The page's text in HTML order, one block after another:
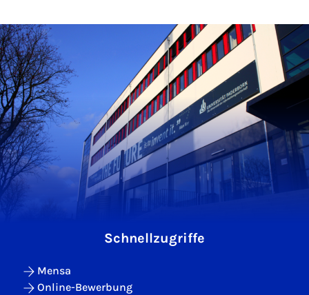
Schnellzugriffe
Mensa
Online-Bewerbung